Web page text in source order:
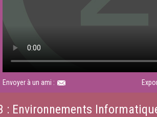
Envoyer à un ami :
: Environnements